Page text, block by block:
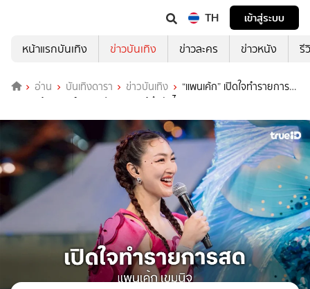
TH
เข้าสู่ระบบ
หน้าแรกบันเทิง
ข่าวบันเทิง ข่าวละคร ข่าวหนัง รี
อ่าน บันเทิงดารา ข่าวบันเทิง
“แพนเค้ก” เปิดใจทำรายการ
สด “ชิงช้าสวรรค์” เวลาประกาศผลรู้สึกยังไง!